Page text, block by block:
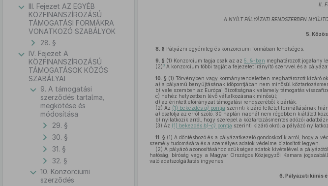
III. Fejezet AZ EGYÉB
KÖZFINANSZÍROZÁSÚ
TÁMOGATÁSI FORMÁKRA
VONATKOZÓ SZABÁLYOK
28. §
IV. Fejezet A
KÖZFINANSZÍROZÁSÚ
TÁMOGATÁSOK KÖZÖS
SZABÁLYAI
9. A támogatási
szerződés tartalma,
megkötése és
módosítása
29. §
30. §
31. §
32. §
10. Konzorciumi
szerződés
II.
A NYÍLT PÁLYÁZATI RENDSZERBEN
5.
8. § Pályázni egyénileg és konzorciumi formában lehetséges.
9. § (1) Konzorcium tagja csak az az 5. §-ban meghatározott jogalany
(2) 3A konzorcium többi tagját a fejezetet irányító szervvel és a
10. § (1) Törvényben vagy kormányrendeletben meghatározott kizáró
a) a pályamű benyújtásának időpontjában nem minősül
b) vele szemben az Európai Bizottságnak valamely támogatás
c) nehéz helyzetben lévő vállalkozásnak minősül;
d) az érintett előirányzat támogatási rendszeréből kizárták.
(2) Az (1) bekezdés a) pontja szerinti kizáró feltétel fennállásának
a) csatolja az erről szóló, 30 naptári napnál nem régebben kiállított
b) nyilatkozik arról, hogy szerepel a köztartozásmentes adózói
(3) Az (1) bekezdés b)–c) pontja szerinti kizáró okról a pályázó
11. § (1) A döntéshozó és a pályázatkezelő gondoskodik arról, hogy a
személy tudomására és a személyes adatok védelme biztosított legyen.
(2) A pályázó azonosításához szükséges adatok kivételével a
hatóság, bíróság vagy a Magyar Országos Közjegyzői Kamara
való adatszolgáltatás ingyenes.
6. Pályázati kiírás